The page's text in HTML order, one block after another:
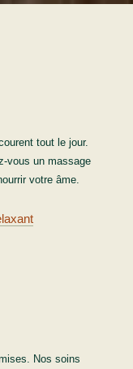
tout le jour.
vous un massage
votre âme.
Nos soins